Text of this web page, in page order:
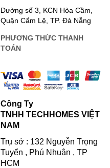
Đường số 3, KCN Hòa Cầm,
Quận Cẩm Lệ, TP. Đà Nẵng
PHƯƠNG THỨC THANH
TOÁN
Công Ty
TNHH TECHHOMES VIỆT
NAM
Trụ sở : 132 Nguyễn Trọng
Tuyển , Phú Nhuận , TP
HCM